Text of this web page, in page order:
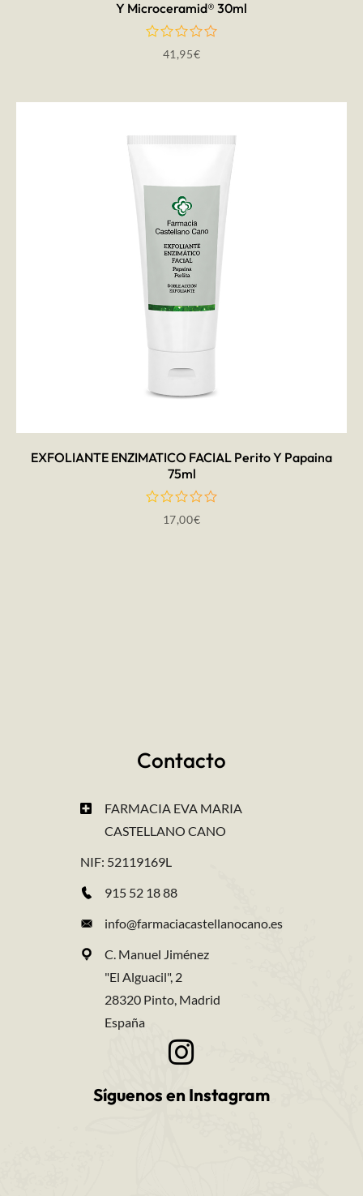
Y Microceramid® 30ml
41,95€
AÑADIR AL CARRITO
EXFOLIANTE ENZIMATICO FACIAL Perito Y Papaina
75ml
17,00€
Contacto
FARMACIA EVA MARIA
CASTELLANO CANO
NIF: 52119169L
915 52 18 88
info@farmaciacastellanocano.es
C. Manuel Jiménez
"El Alguacil", 2
28320 Pinto, Madrid
España
Síguenos en Instagram